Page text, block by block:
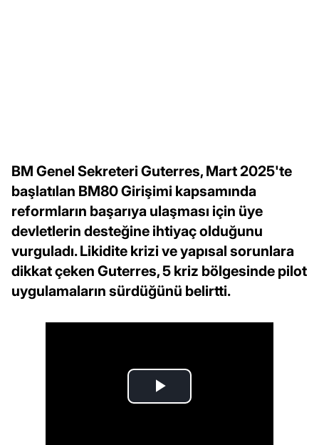
BM Genel Sekreteri Guterres, Mart 2025'te
başlatılan BM80 Girişimi kapsamında
reformların başarıya ulaşması için üye
devletlerin desteğine ihtiyaç olduğunu
vurguladı. Likidite krizi ve yapısal sorunlara
dikkat çeken Guterres, 5 kriz bölgesinde pilot
uygulamaların sürdüğünü belirtti.